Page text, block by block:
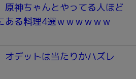
原神ちゃんとやってる人ほど
ある料理4選ｗｗｗｗｗｗ
オデットは当たりかハズレ